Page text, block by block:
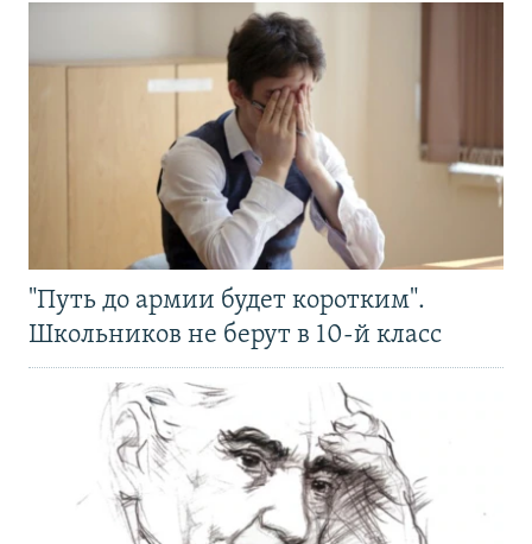
"Путь до армии будет коротким".
Школьников не берут в 10-й класс